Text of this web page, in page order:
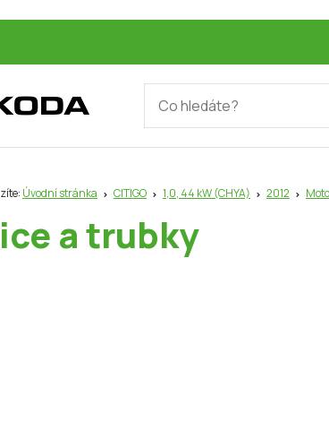
Úvodní stránka CITIGO 1,0, 44 kW (CHYA) 2012
a trubky